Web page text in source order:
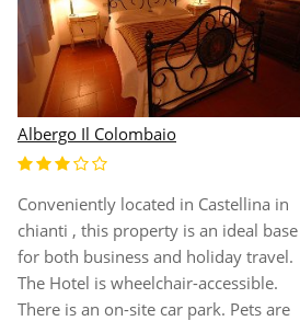
Albergo Il Colombaio
Conveniently located in Castellina in
chianti , this property is an ideal base
for both business and holiday travel.
The Hotel is wheelchair-accessible.
There is an on-site car park. Pets are